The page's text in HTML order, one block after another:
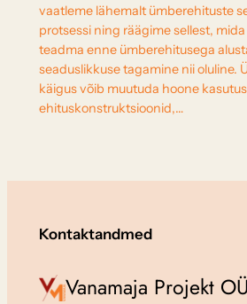
vaatleme lähemalt ümberehituste
protsessi ning räägime sellest,
teadma enne ümberehitusega
seaduslikkuse tagamine nii oluline.
käigus võib muutuda hoone
ehituskonstruktsioonid,…
Kontaktandmed
Vanamaja Projekt OÜ